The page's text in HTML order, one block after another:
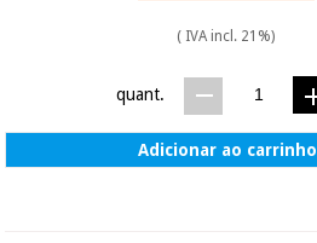
( IVA incl. 21%)
quant.
Adicionar ao carrinho